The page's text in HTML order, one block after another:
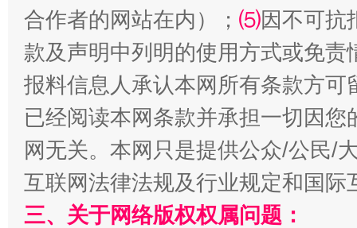
解纷+调解+退费，一次搞定
合作者的网站在内）； ⑸因不可抗
款及声明中列明的使用方式或免责
报料信息人承认本网所有条款方
已经阅读本网条款并承担一切因
网无关。本网只是提供公众/公民/
互联网法律法规及行业规定和国
三、关于网络版权权属问题：